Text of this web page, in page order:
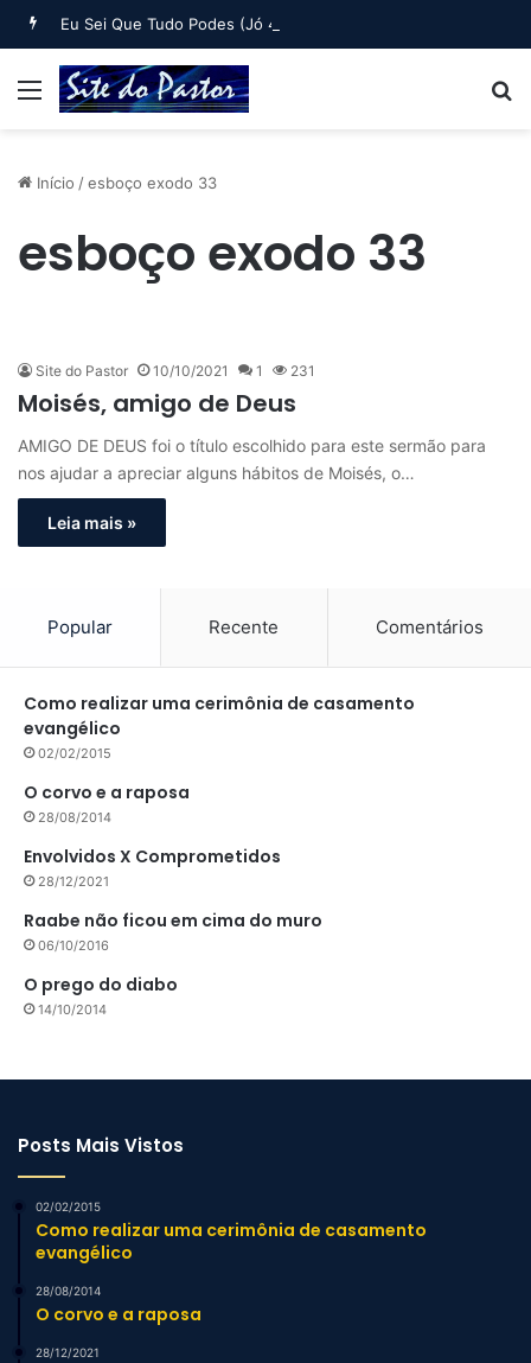
Eu Sei Que Tudo Podes (Jó 42:1-6)
Menu
Início /esboço exodo 33
esboço exodo 33
Site do Pastor 10/10/2021 1 231
Moisés, amigo de Deus
AMIGO DE DEUS foi o título escolhido para este sermão para
nos ajudar a apreciar alguns hábitos de Moisés, o…
Leia mais »
Popular Recente Comentários
Como realizar uma cerimônia de casamento
evangélico
02/02/2015
O corvo e a raposa
28/08/2014
Envolvidos X Comprometidos
28/12/2021
Raabe não ficou em cima do muro
06/10/2016
O prego do diabo
14/10/2014
Posts Mais Vistos
02/02/2015
Como realizar uma cerimônia de casamento
evangélico
28/08/2014
O corvo e a raposa
28/12/2021